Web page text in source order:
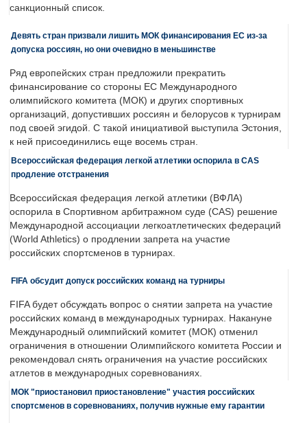
санкционный список.
Девять стран призвали лишить МОК финансирования ЕС из-за
допуска россиян, но они очевидно в меньшинстве
Ряд европейских стран предложили прекратить
финансирование со стороны ЕС Международного
олимпийского комитета (МОК) и других спортивных
организаций, допустивших россиян и белорусов к турнирам
под своей эгидой. С такой инициативой выступила Эстония,
к ней присоединились еще восемь стран.
Всероссийская федерация легкой атлетики оспорила в CAS
продление отстранения
Всероссийская федерация легкой атлетики (ВФЛА)
оспорила в Спортивном арбитражном суде (CAS) решение
Международной ассоциации легкоатлетических федераций
(World Athletics) о продлении запрета на участие
российских спортсменов в турнирах.
FIFA обсудит допуск российских команд на турниры
FIFA будет обсуждать вопрос о снятии запрета на участие
российских команд в международных турнирах. Накануне
Международный олимпийский комитет (МОК) отменил
ограничения в отношении Олимпийского комитета России и
рекомендовал снять ограничения на участие российских
атлетов в международных соревнованиях.
МОК "приостановил приостановление" участия российских
спортсменов в соревнованиях, получив нужные ему гарантии